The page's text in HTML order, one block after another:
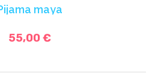
maya
55,00 €